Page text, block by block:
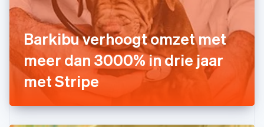
Barkibu verhoogt omzet met
meer dan 3000% in drie jaar
met Stripe
Frankrijk
Français English
Gibraltar
English
Griekenland
Hongarije
Hongkong SAR, China